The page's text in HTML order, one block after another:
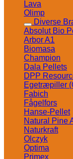
Lava
Olimp
Diverse
Absolut Bio
Arbor A1
Biomasa
Champion
Dala Pellets
DPP
Egetræpiller
Fabich
Fågelfors
Hanse-Pellet
Natural Pine
Naturkraft
Olczyk
Optima
Primex